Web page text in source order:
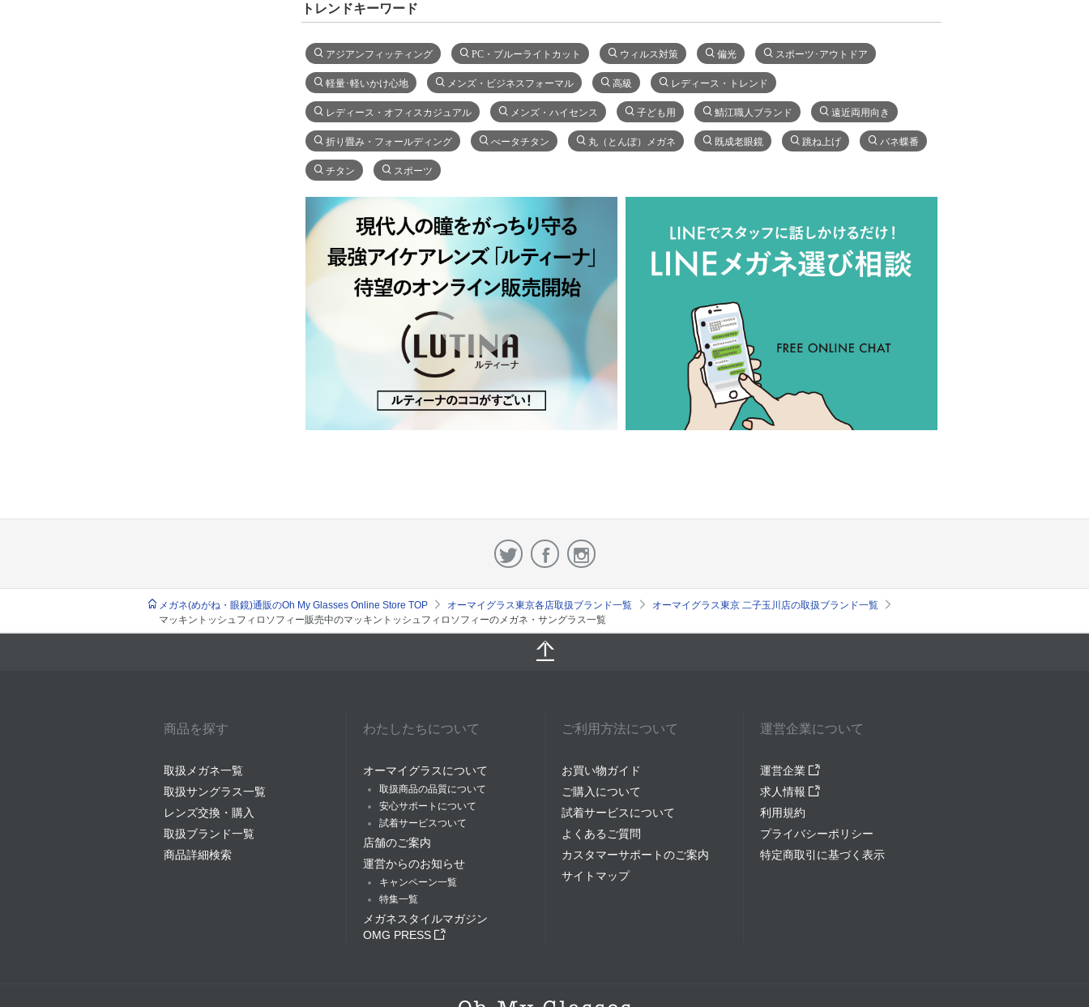
トレンドキーワード
アジアンフィッティング PC・ブルーライトカット ウィルス対策 偏光 スポーツ･アウトドア
軽量･軽いかけ心地 メンズ・ビジネスフォーマル 高級 レディース・トレンド
レディース・オフィスカジュアル メンズ・ハイセンス 子ども用 鯖江職人ブランド 遠近両用向き
折り畳み・フォールディング べータチタン 丸（とんぼ）メガネ 既成老眼鏡 跳ね上げ バネ蝶番
チタン スポーツ
メガネ(めがね・眼鏡)通販のOh My Glasses Online Store TOP オーマイグラス東京各店取扱ブランド一覧
オーマイグラス東京 二子玉川店の取扱ブランド一覧
マッキントッシュフィロソフィー販売中のマッキントッシュフィロソフィーのメガネ・サングラス一覧
商品を探す
取扱メガネ一覧
取扱サングラス一覧
レンズ交換・購入
取扱ブランド一覧
商品詳細検索
わたしたちについて
オーマイグラスについて
取扱商品の品質について
安心サポートについて
試着サービスついて
店舗のご案内
運営からのお知らせ
キャンペーン一覧
特集一覧
メガネスタイルマガジン
OMG PRESS
ご利用方法について
お買い物ガイド
ご購入について
試着サービスについて
よくあるご質問
カスタマーサポートのご案内
サイトマップ
運営企業について
運営企業
求人情報
利用規約
プライバシーポリシー
特定商取引に基づく表示